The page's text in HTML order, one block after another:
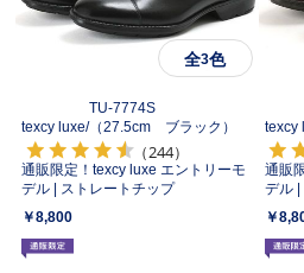
全3色
texcy luxe/
TU-7774S
（27.5cm ブラック）
（244）
通販限定！texcy luxe エントリーモ
デル | ストレートチップ
￥8,800
texcy
通販
デル |
￥